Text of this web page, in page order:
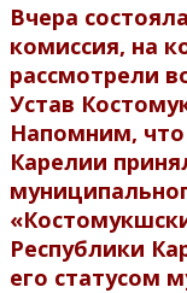
Вчера
комиссия, на
рассмотрели
Устав
Напомним, что
Карелии
Республики
его статусом